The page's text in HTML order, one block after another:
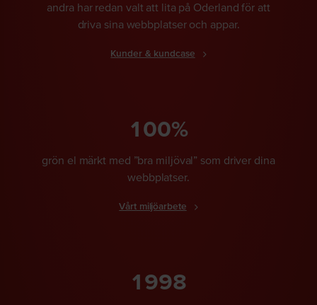
andra har redan valt att lita på Oderland för att
driva sina webbplatser och appar.
Kunder & kundcase
100%
grön el märkt med ”bra miljöval” som driver dina
webbplatser.
Vårt miljöarbete
1998